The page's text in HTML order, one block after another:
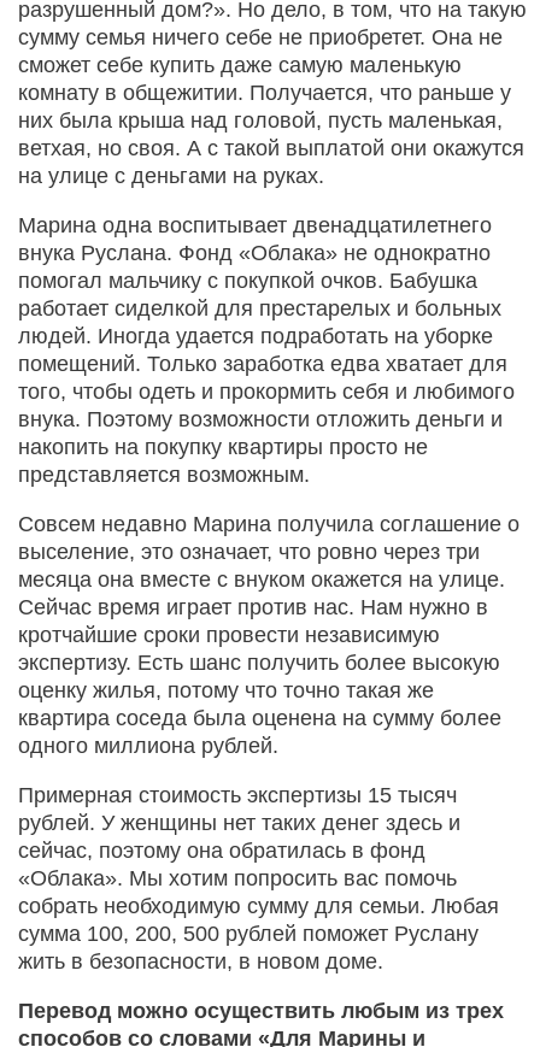
разрушенный дом?». Но дело, в том, что на такую
сумму семья ничего себе не приобретет. Она не
сможет себе купить даже самую маленькую
комнату в общежитии. Получается, что раньше у
них была крыша над головой, пусть маленькая,
ветхая, но своя. А с такой выплатой они окажутся
на улице с деньгами на руках.
Марина одна воспитывает двенадцатилетнего
внука Руслана. Фонд «Облака» не однократно
помогал мальчику с покупкой очков. Бабушка
работает сиделкой для престарелых и больных
людей. Иногда удается подработать на уборке
помещений. Только заработка едва хватает для
того, чтобы одеть и прокормить себя и любимого
внука. Поэтому возможности отложить деньги и
накопить на покупку квартиры просто не
представляется возможным.
Совсем недавно Марина получила соглашение о
выселение, это означает, что ровно через три
месяца она вместе с внуком окажется на улице.
Сейчас время играет против нас. Нам нужно в
кротчайшие сроки провести независимую
экспертизу. Есть шанс получить более высокую
оценку жилья, потому что точно такая же
квартира соседа была оценена на сумму более
одного миллиона рублей.
Примерная стоимость экспертизы 15 тысяч
рублей. У женщины нет таких денег здесь и
сейчас, поэтому она обратилась в фонд
«Облака». Мы хотим попросить вас помочь
собрать необходимую сумму для семьи. Любая
сумма 100, 200, 500 рублей поможет Руслану
жить в безопасности, в новом доме.
Перевод можно осуществить любым из трех
способов со словами «Для Марины и